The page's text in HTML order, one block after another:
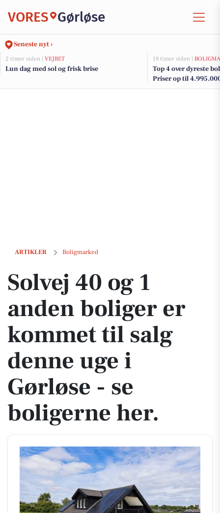
VORES Gørløse
Seneste nyt ›
2 timer siden | VEJRET
Lun dag med sol og frisk brise
18 timer siden |
Top 4 over dyreste
Priser op til
ARTIKLER Boligmarked
Solvej 40 og 1 anden boliger er kommet til salg denne uge i Gørløse
Solvej 40 og 1
anden boliger er
kommet til salg
denne uge i
Gørløse - se
boligerne her.